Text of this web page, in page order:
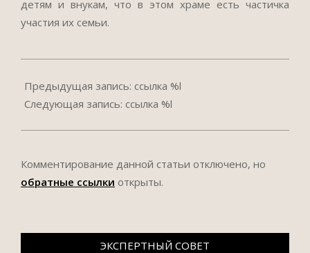
детям и внукам, что в этом храме есть частичка
участия их семьи.
07-
24
Предыдущая запись: ссылка %l
Следующая запись: ссылка %l
Комментирование данной статьи отключено, но
обратные ссылки открыты.
ЭКСПЕРТНЫЙ СОВЕТ